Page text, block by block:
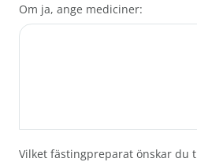
Om ja, ange mediciner:
Vilket fästingpreparat önskar du